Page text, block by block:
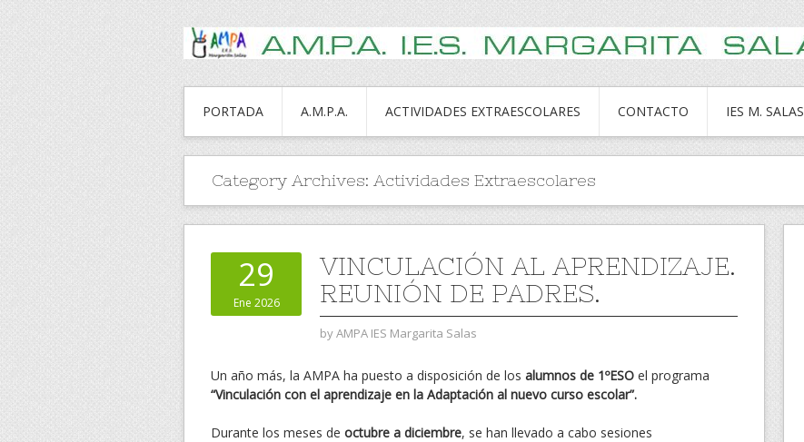
PORTADA A.M.P.A. ACTIVIDADES EXTRAESCOLARES CONTACTO IES M. SALAS
Category Archives: Actividades Extraescolares
29
Ene 2026
VINCULACIÓN AL APRENDIZAJE.
REUNIÓN DE PADRES.
byAMPA IES Margarita Salas
Un año más, la AMPA ha puesto a disposición de los alumnos de 1ºESO el programa
“Vinculación con el aprendizaje en la Adaptación al nuevo curso escolar”.
Durante los meses de octubre a diciembre, se han llevado a cabo sesiones